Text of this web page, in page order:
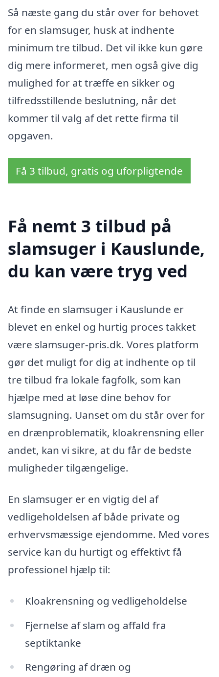
Så næste gang du står over for behovet
for en slamsuger, husk at indhente
minimum tre tilbud. Det vil ikke kun gøre
dig mere informeret, men også give dig
mulighed for at træffe en sikker og
tilfredsstillende beslutning, når det
kommer til valg af det rette firma til
opgaven.
Få 3 tilbud, gratis og uforpligtende
Få nemt 3 tilbud på
slamsuger i Kauslunde,
du kan være tryg ved
At finde en slamsuger i Kauslunde er
blevet en enkel og hurtig proces takket
være slamsuger-pris.dk. Vores platform
gør det muligt for dig at indhente op til
tre tilbud fra lokale fagfolk, som kan
hjælpe med at løse dine behov for
slamsugning. Uanset om du står over for
en drænproblematik, kloakrensning eller
andet, kan vi sikre, at du får de bedste
muligheder tilgængelige.
En slamsuger er en vigtig del af
vedligeholdelsen af både private og
erhvervsmæssige ejendomme. Med vores
service kan du hurtigt og effektivt få
professionel hjælp til:
Kloakrensning og vedligeholdelse
Fjernelse af slam og affald fra
septiktanke
Rengøring af dræn og